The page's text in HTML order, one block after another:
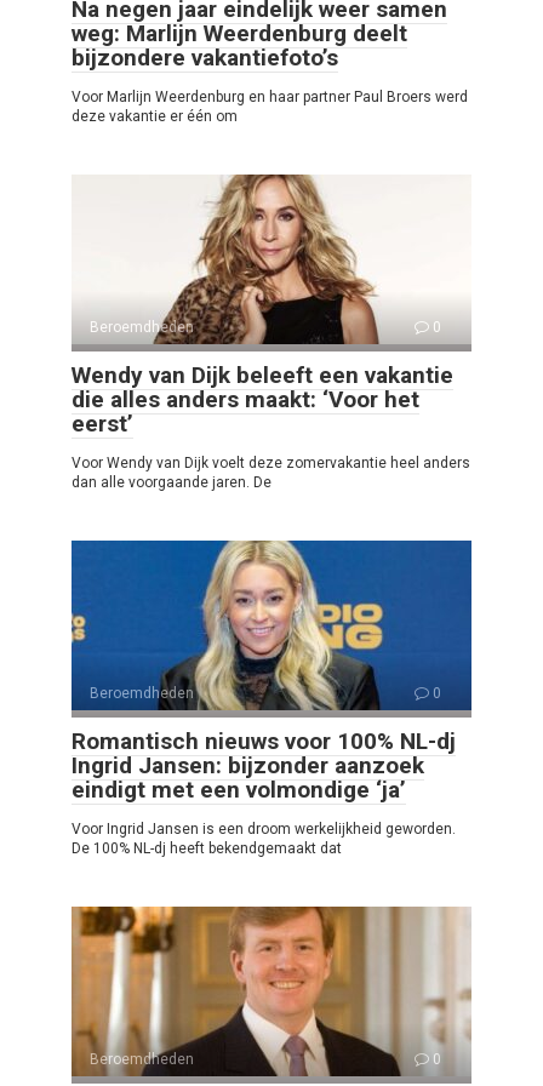
Na negen jaar eindelijk weer samen
weg: Marlijn Weerdenburg deelt
bijzondere vakantiefoto’s
Voor Marlijn Weerdenburg en haar partner Paul Broers werd
deze vakantie er één om
Beroemdheden 0
Wendy van Dijk beleeft een vakantie
die alles anders maakt: ‘Voor het
eerst’
Voor Wendy van Dijk voelt deze zomervakantie heel anders
dan alle voorgaande jaren. De
Beroemdheden 0
Romantisch nieuws voor 100% NL-dj
Ingrid Jansen: bijzonder aanzoek
eindigt met een volmondige ‘ja’
Voor Ingrid Jansen is een droom werkelijkheid geworden.
De 100% NL-dj heeft bekendgemaakt dat
Beroemdheden 0